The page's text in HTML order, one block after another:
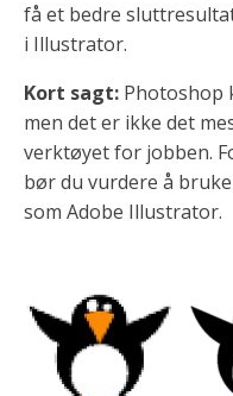
få et bedre
i Illustrator.
Kort sagt: Photoshop
men det er ikke det
verktøyet for jobben.
bør du vurdere å
som Adobe Illustrator.